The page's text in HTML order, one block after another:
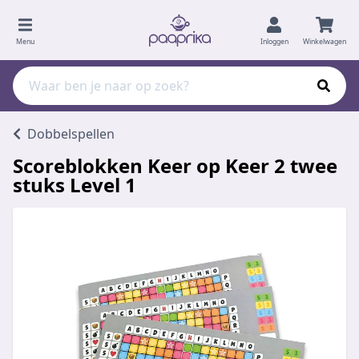
Menu Inloggen Winkelwagen
Dobbelspellen
Scoreblokken Keer op Keer 2 twee
stuks Level 1